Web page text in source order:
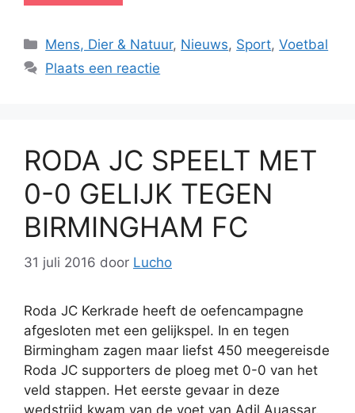
Categorieën
Mens, Dier & Natuur, Nieuws, Sport,Voetbal
Plaats een reactie
RODA JC SPEELT MET
0-0 GELIJK TEGEN
BIRMINGHAM FC
31 juli 2016 door Lucho
Roda JC Kerkrade heeft de oefencampagne
afgesloten met een gelijkspel. In en tegen
Birmingham zagen maar liefst 450 meegereisde
Roda JC supporters de ploeg met 0-0 van het
veld stappen. Het eerste gevaar in deze
wedstrijd kwam van de voet van Adil Auassar.